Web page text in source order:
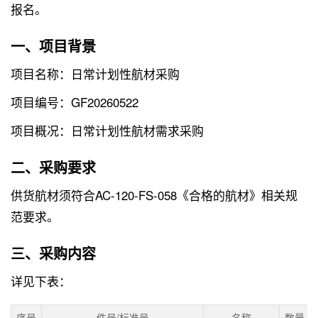
报名。
一、项目背景
项目名称：日常计划性航材采购
项目编号：GF20260522
项目概况：日常计划性航材需求采购
二、采购要求
供货航材须符合AC-120-FS-058《合格的航材》相关规
范要求。
三、采购内容
详见下表：